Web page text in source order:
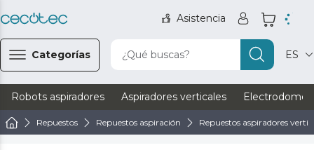
Asistencia
Categorías ¿Qué buscas? ES
Robots aspiradores Aspiradores verticales
Repuestos Repuestos aspiración Repuestos aspiradores